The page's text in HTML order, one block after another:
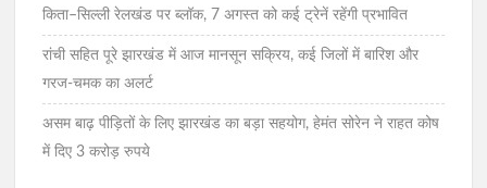
किता–सिल्ली रेलखंड पर ब्लॉक, 7 अगस्त को कई ट्रेनें रहेंगी प्रभावित
रांची सहित पूरे झारखंड में आज मानसून सक्रिय, कई जिलों में बारिश और
गरज-चमक का अलर्ट
असम बाढ़ पीड़ितों के लिए झारखंड का बड़ा सहयोग, हेमंत सोरेन ने राहत कोष
में दिए 3 करोड़ रुपये